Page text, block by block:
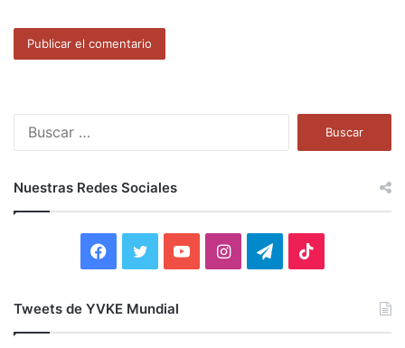
:
Nuestras Redes Sociales
I
Tweets de YVKE Mundial